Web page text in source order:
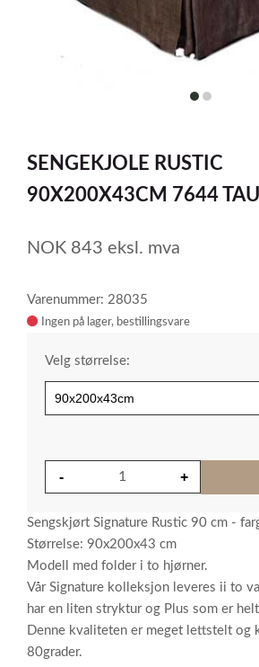
itemitem
of
2
SENGEKJOLE RUSTIC
90X200X43CM 7644
NOK 843 eksl. mva
Varenummer: 28035
Ingen på lager
Velg størrelse:
Sengskjørt Signature Rustic 90 cm -
Størrelse: 90x200x43 cm
Modell med folder i to hjørner.
Vår Signature kolleksjon leveres ii to
har en liten stryktur og Plus som er
Denne kvaliteten er meget lettstelt og
80grader.